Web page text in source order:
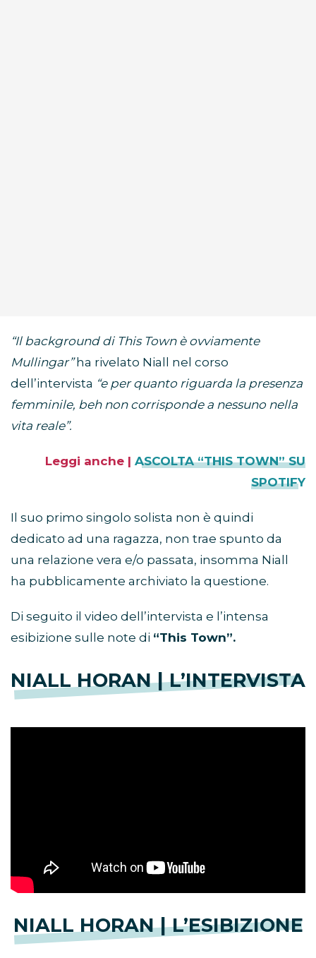
“Il background di This Town è ovviamente
Mullingar”ha rivelato Niall nel corso
dell’intervista “e per quanto riguarda la presenza
femminile, beh non corrisponde a nessuno nella
vita reale”.
Leggi anche | ASCOLTA “THIS TOWN” SU
SPOTIFY
Il suo primo singolo solista non è quindi
dedicato ad una ragazza, non trae spunto da
una relazione vera e/o passata, insomma Niall
ha pubblicamente archiviato la questione.
Di seguito il video dell’intervista e l’intensa
esibizione sulle note di “This Town”.
NIALL HORAN | L’INTERVISTA
NIALL HORAN | L’ESIBIZIONE